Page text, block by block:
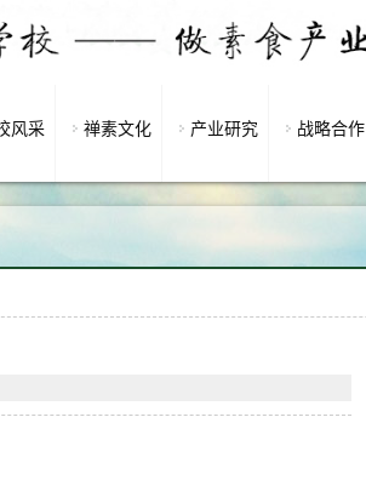
风采 禅素文化 产业研究 战略合作